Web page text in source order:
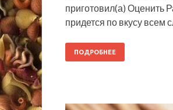
приготовил(а) Оценить
придется по вкусу всем
ПОДРОБНЕЕ